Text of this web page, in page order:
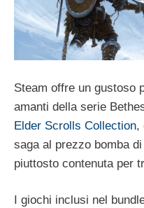
Steam offre un gustoso
amanti della serie
Elder Scrolls Collection,
saga al prezzo bomba di
piuttosto contenuta per
I giochi inclusi nel